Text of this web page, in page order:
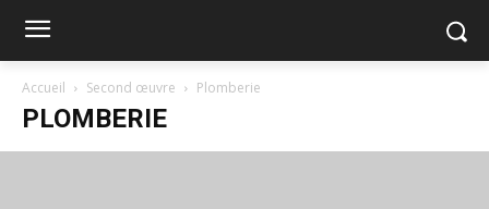
Accueil Second œuvre Plomberie
PLOMBERIE